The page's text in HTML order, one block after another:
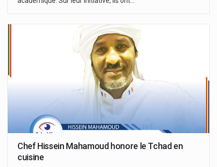
Chef Hissein Mahamoud honore le Tchad en
cuisine